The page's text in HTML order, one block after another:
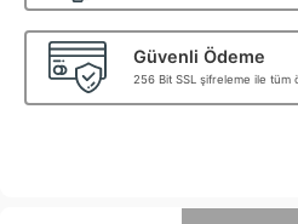
Güvenli Ödeme
256 Bit SSL şifreleme ile tüm